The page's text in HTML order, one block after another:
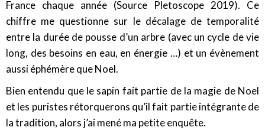
France chaque année (Source Pletoscope 2019). Ce
chiffre me questionne sur le décalage de temporalité
entre la durée de pousse d’un arbre (avec un cycle de vie
long, des besoins en eau, en énergie …) et un évènement
aussi éphémère que Noel.
Bien entendu que le sapin fait partie de la magie de Noel
et les puristes rétorquerons qu’il fait partie intégrante de
la tradition, alors j’ai mené ma petite enquête.